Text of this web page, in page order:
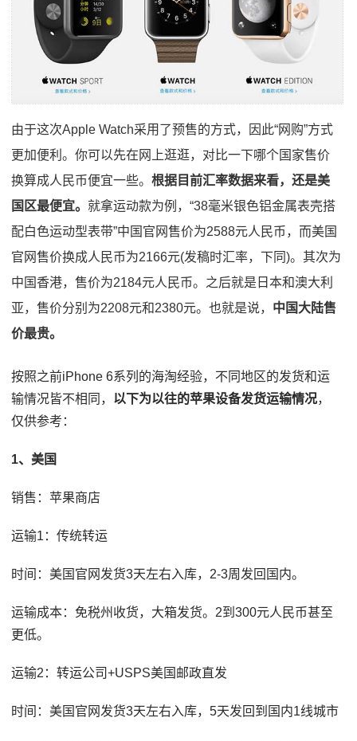
由于这次Apple Watch采用了预售的方式，因此“网购”方式
更加便利。你可以先在网上逛逛，对比一下哪个国家售价
换算成人民币便宜一些。根据目前汇率数据来看，还是美
国区最便宜。就拿运动款为例，“38毫米银色铝金属表壳搭
配白色运动型表带”中国官网售价为2588元人民币，而美国
官网售价换成人民币为2166元(发稿时汇率，下同)。其次为
中国香港，售价为2184元人民币。之后就是日本和澳大利
亚，售价分别为2208元和2380元。也就是说， 中国大陆售
价最贵。
按照之前iPhone 6系列的海淘经验，不同地区的发货和运
输情况皆不相同， 以下为以往的苹果设备发货运输情况，
仅供参考：
1、美国
销售：苹果商店
运输1：传统转运
时间：美国官网发货3天左右入库，2-3周发回国内。
运输成本：免税州收货，大箱发货。2到300元人民币甚至
更低。
运输2：转运公司+USPS美国邮政直发
时间：美国官网发货3天左右入库，5天发回到国内1线城市